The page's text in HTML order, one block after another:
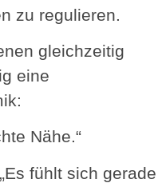
zu regulieren.
gleichzeitig
eine
Nähe.“
fühlt sich gerade